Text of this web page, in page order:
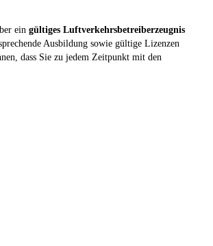
ein gültiges Luftverkehrsbetreiberzeugnis
Ausbildung sowie gültige Lizenzen
dass Sie zu jedem Zeitpunkt mit den